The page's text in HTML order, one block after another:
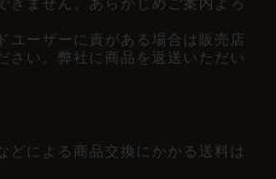
ユーザーに責がある場合は販売店
さい。弊社に商品を返送いただい
どによる商品交換にかかる送料は